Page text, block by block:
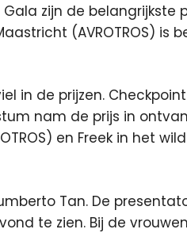
zijn de belangrijkste
(AVROTROS) is
in de prijzen.
nam de prijs in
en Freek in het wild
Tan. De
te zien. Bij de